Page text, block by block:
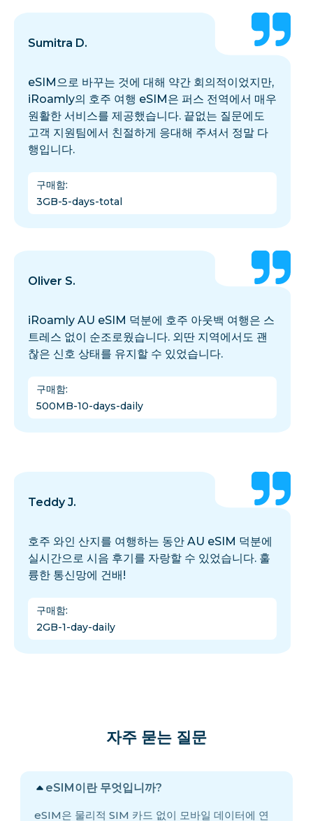
Sumitra D.
eSIM으로 바꾸는 것에 대해 약간 회의적이었지만,
iRoamly의 호주 여행 eSIM은 퍼스 전역에서 매우
원활한 서비스를 제공했습니다. 끝없는 질문에도
고객 지원팀에서 친절하게 응대해 주셔서 정말 다
행입니다.
구매함:
3GB-5-days-total
Oliver S.
iRoamly AU eSIM 덕분에 호주 아웃백 여행은 스
트레스 없이 순조로웠습니다. 외딴 지역에서도 괜
찮은 신호 상태를 유지할 수 있었습니다.
구매함:
500MB-10-days-daily
Teddy J.
호주 와인 산지를 여행하는 동안 AU eSIM 덕분에
실시간으로 시음 후기를 자랑할 수 있었습니다. 훌
륭한 통신망에 건배!
구매함:
2GB-1-day-daily
자주 묻는 질문
eSIM이란 무엇입니까?
eSIM은 물리적 SIM 카드 없이 모바일 데이터에 연